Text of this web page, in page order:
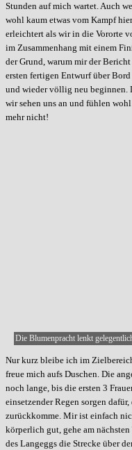
Stunden auf mich wartet. Auch
wohl kaum etwas vom Kampf
erleichtert als wir in die Vororte
im Zusammenhang mit einem
der Grund, warum mir der
ersten fertigen Entwurf über
und wieder völlig neu beginnen.
wir sehen uns an und fühlen
mehr nicht!
Die Blumenpracht lenkt
Nur kurz bleibe ich im
freue mich aufs Duschen. Die
noch lange, bis die ersten 3
einsetzender Regen sorgen
zurückkomme. Mir ist einfach
körperlich gut, gehe am
des Langeggs die Strecke über